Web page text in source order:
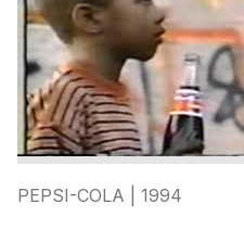
PEPSI-COLA | 1994